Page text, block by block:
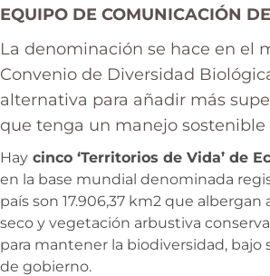
EQUIPO DE COMUNICACIÓN
La denominación se hace en el
Convenio de Diversidad
alternativa para añadir más
que tenga un manejo sostenible
Hay cinco ‘Territorios de Vida’ de
en la base mundial denominada
país son 17.906,37 km2 que
seco y vegetación arbustiva
para mantener la biodiversidad, bajo
de gobierno.